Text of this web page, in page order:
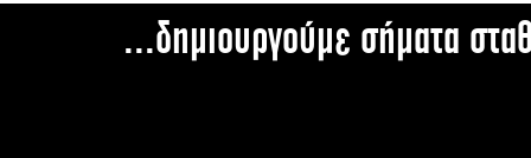
...δημιουργούμε σήματα